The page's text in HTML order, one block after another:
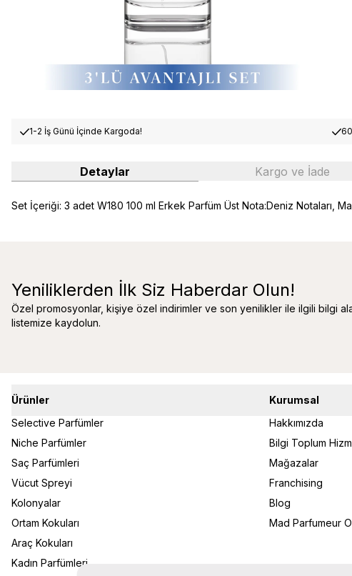
1-2 İş Günü İçinde Kargoda!
Detaylar Kargo ve İade
Set İçeriği: 3 adet W180 100 ml Erkek Parfüm Üst Nota:Deniz Notaları,
Yeniliklerden İlk Siz Haberdar Olun!
Özel promosyonlar, kişiye özel indirimler ve son yenilikler ile ilgili bilgi
listemize kaydolun.
Ürünler
Selective Parfümler
Niche Parfümler
Saç Parfümleri
Vücut Spreyi
Kolonyalar
Ortam Kokuları
Araç Kokuları
Kadın Parfümleri
Kurumsal
Hakkımızda
Bilgi Toplum
Mağazalar
Franchising
Blog
Mad Parfumeur